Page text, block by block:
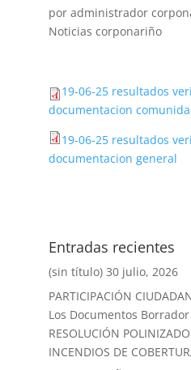
por administrador
Noticias corponariño
19-06-25 resultados
documentacion
19-06-25 resultados
documentacion general
Entradas recientes
(sin título) 30 julio, 2026
PARTICIPACIÓN
Los Documentos
RESOLUCIÓN
INCENDIOS DE